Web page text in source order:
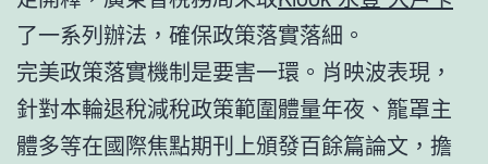
了一系列辦法，確保政策落實落細。
完美政策落實機制是要害一環。肖映波表現，
針對本輪退稅減稅政策範圍體量年夜、籠罩主
體多等在國際焦點期刊上頒發百餘篇論文，擔